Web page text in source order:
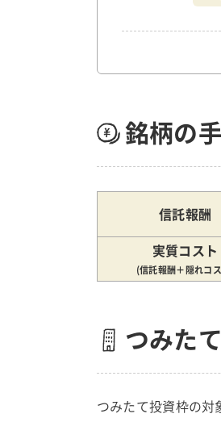
銘柄の
信託報酬
実質コスト
(信託報酬＋隠れコ
つみた
つみたて投資枠の対